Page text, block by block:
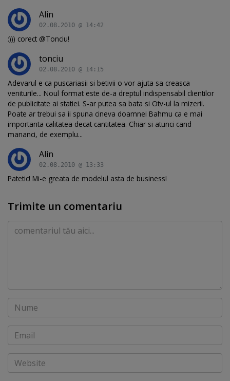
Alin
02.08.2010 @ 14:42
:))) corect @Tonciu!
tonciu
02.08.2010 @ 14:15
Adevarul e ca puscariasii si betivii o vor ajuta sa creasca
veniturile... Noul format este de-a dreptul indispensabil clientilor
de publicitate ai statiei. S-ar putea sa bata si Otv-ul la mizerii.
Poate ar trebui sa ii spuna cineva doamnei Bahmu ca e mai
importanta calitatea decat cantitatea. Chiar si atunci cand
mananci, de exemplu...
Alin
02.08.2010 @ 13:33
Patetic! Mi-e greata de modelul asta de business!
Trimite un comentariu
Comentariu
Nume
Email
Website